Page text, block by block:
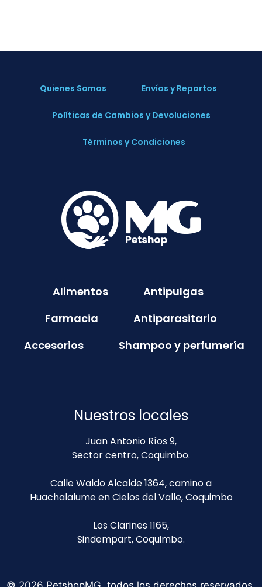
Quienes Somos Envíos y Repartos
Políticas de Cambios y Devoluciones
Términos y Condiciones
Alimentos
Antipulgas
Farmacia
Antiparasitario
Accesorios
Shampoo y perfumería
Nuestros locales
Juan Antonio Ríos 9,
Sector centro, Coquimbo.
Calle Waldo Alcalde 1364, camino a
Huachalalume en Cielos del Valle, Coquimbo
Los Clarines 1165,
Sindempart, Coquimbo.